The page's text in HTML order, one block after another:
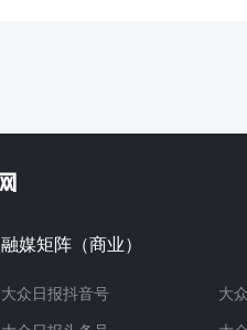
融媒矩阵（商业）
大众日报抖音号
大